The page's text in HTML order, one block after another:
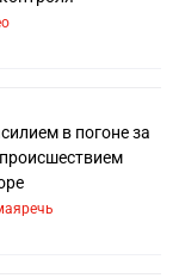
в погоне за